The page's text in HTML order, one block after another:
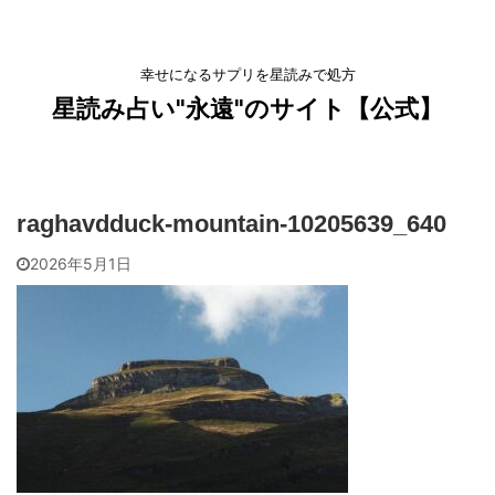
幸せになるサプリを星読みで処方
星読み占い"永遠"のサイト【公式】
raghavdduck-mountain-10205639_640
2026年5月1日